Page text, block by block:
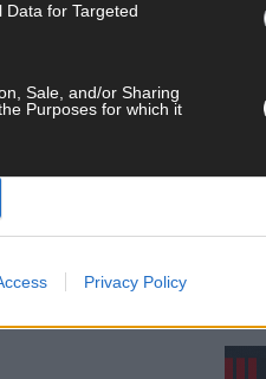
for Targeted
Sale, and/or Sharing
Purposes for which it
Privacy Policy